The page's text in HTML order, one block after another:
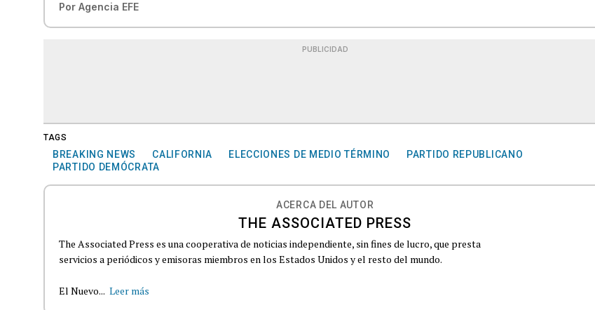
Por Agencia EFE
PUBLICIDAD
TAGS
BREAKING NEWS CALIFORNIA ELECCIONES DE MEDIO TÉRMINO
PARTIDO REPUBLICANO
PARTIDO DEMÓCRATA
ACERCA DEL AUTOR
THE ASSOCIATED PRESS
The Associated Press es una cooperativa de noticias independiente, sin fines de lucro, que presta
servicios a periódicos y emisoras miembros en los Estados Unidos y el resto del mundo.
El Nuevo... Leer más